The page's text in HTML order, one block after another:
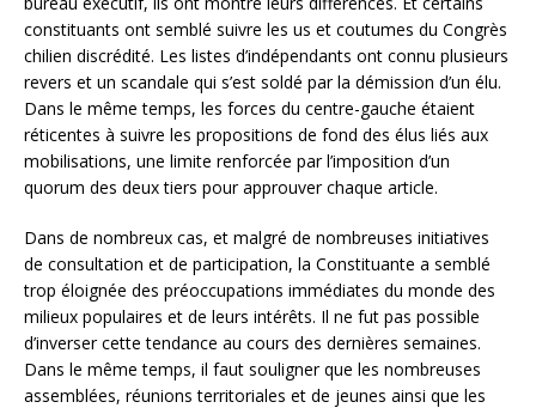
constituants ont semblé suivre les us et coutumes du Congrès
chilien discrédité. Les listes d’indépendants ont connu plusieurs
revers et un scandale qui s’est soldé par la démission d’un élu.
Dans le même temps, les forces du centre-gauche étaient
réticentes à suivre les propositions de fond des élus liés aux
mobilisations, une limite renforcée par l’imposition d’un
quorum des deux tiers pour approuver chaque article.
Dans de nombreux cas, et malgré de nombreuses initiatives
de consultation et de participation, la Constituante a semblé
trop éloignée des préoccupations immédiates du monde des
milieux populaires et de leurs intérêts. Il ne fut pas possible
d’inverser cette tendance au cours des dernières semaines.
Dans le même temps, il faut souligner que les nombreuses
assemblées, réunions territoriales et de jeunes ainsi que les